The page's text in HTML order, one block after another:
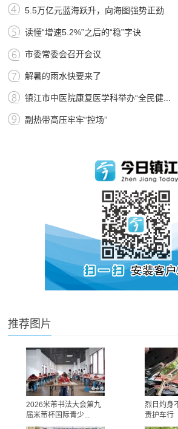
5.5万亿元蓝海跃升，向海图强势正劲
读懂“增速5.2%”之后的“稳”字诀
市委常委会召开会议
解暑的雨水快要来了
镇江市中医院康复医学科举办“全民健...
副热带高压牢牢“控场”
推荐图片
2026米芾书法大会第九
届米芾杯国际青少...
烈日灼身
责护车行